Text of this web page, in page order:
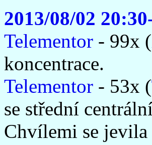
2013/08/02
Telementor - 99x (
koncentrace.
Telementor - 53x (
se střední
Chvílemi se